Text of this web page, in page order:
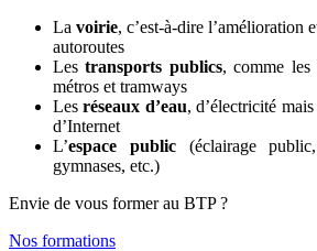
La voirie, c’est-à-dire l’amélioration
autoroutes
Lestransports publics, comme les
métros et tramways
Lesréseaux d’eau, d’électricité
d’Internet
L’espace public(éclairage public,
gymnases, etc.)
Envie de vous former au BTP ?
Nos formations